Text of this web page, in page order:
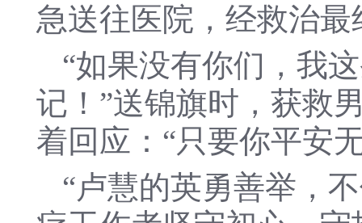
急送往医院，经救治
“如果没有你们，我
记！”送锦旗时，获救
着回应：“只要你平安
“卢慧的英勇善举，